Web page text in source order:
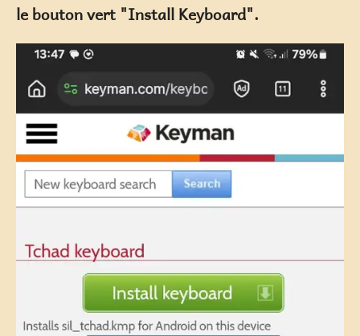
le bouton vert "Install Keyboard".